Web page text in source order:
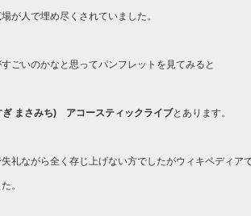
が人で埋め尽くされていました。
ごいのかなと思ってパンフレットを見てみると
ぎ まさみち) アコースティックライブとあります。
礼ながら全く存じ上げない方でしたがウィキペディア
。